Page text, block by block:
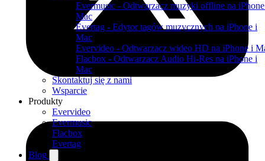
Evermusic - Odtwarzacz muzyki offline na
Mac
Evertag - Edytor tagów muzycznych na iPhone i
Mac
Evervideo - Odtwarzacz wideo HD na iPhone i
Flacbox - Odtwarzacz Audio Hi-Res na iPhone i
Mac
Skontaktuj się z nami
Wsparcie
Produkty
Evervideo
Evermusic
Flacbox
Evertag
Blog